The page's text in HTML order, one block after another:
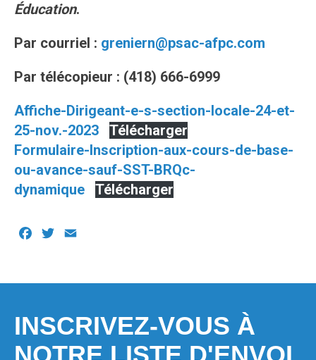
Éducation.
Par courriel : greniern@psac-afpc.com
Par télécopieur : (418) 666-6999
Affiche-Dirigeant-e-s-section-locale-24-et-
25-nov.-2023
Télécharger
Formulaire-Inscription-aux-cours-de-base-
ou-avance-sauf-SST-BRQc-
dynamique
Télécharger
Facebook
Twitter
INSCRIVEZ-VOUS À